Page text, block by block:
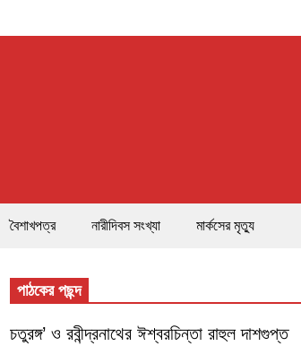
বৈশাখপত্র নারীদিবস সংখ্যা মার্কসের মৃত্যু
পাঠকের পছন্দ
চতুরঙ্গ’ ও রবীন্দ্রনাথের ঈশ্বরচিন্তা রাহুল দাশগুপ্ত